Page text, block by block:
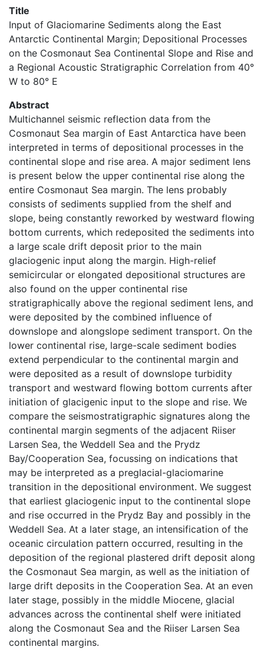
Title
Input of Glaciomarine Sediments along the East
Antarctic Continental Margin; Depositional Processes
on the Cosmonaut Sea Continental Slope and Rise and
a Regional Acoustic Stratigraphic Correlation from 40°
W to 80° E
Abstract
Multichannel seismic reflection data from the
Cosmonaut Sea margin of East Antarctica have been
interpreted in terms of depositional processes in the
continental slope and rise area. A major sediment lens
is present below the upper continental rise along the
entire Cosmonaut Sea margin. The lens probably
consists of sediments supplied from the shelf and
slope, being constantly reworked by westward flowing
bottom currents, which redeposited the sediments into
a large scale drift deposit prior to the main
glaciogenic input along the margin. High-relief
semicircular or elongated depositional structures are
also found on the upper continental rise
stratigraphically above the regional sediment lens, and
were deposited by the combined influence of
downslope and alongslope sediment transport. On the
lower continental rise, large-scale sediment bodies
extend perpendicular to the continental margin and
were deposited as a result of downslope turbidity
transport and westward flowing bottom currents after
initiation of glacigenic input to the slope and rise. We
compare the seismostratigraphic signatures along the
continental margin segments of the adjacent Riiser
Larsen Sea, the Weddell Sea and the Prydz
Bay/Cooperation Sea, focussing on indications that
may be interpreted as a preglacial-glaciomarine
transition in the depositional environment. We suggest
that earliest glaciogenic input to the continental slope
and rise occurred in the Prydz Bay and possibly in the
Weddell Sea. At a later stage, an intensification of the
oceanic circulation pattern occurred, resulting in the
deposition of the regional plastered drift deposit along
the Cosmonaut Sea margin, as well as the initiation of
large drift deposits in the Cooperation Sea. At an even
later stage, possibly in the middle Miocene, glacial
advances across the continental shelf were initiated
along the Cosmonaut Sea and the Riiser Larsen Sea
continental margins.